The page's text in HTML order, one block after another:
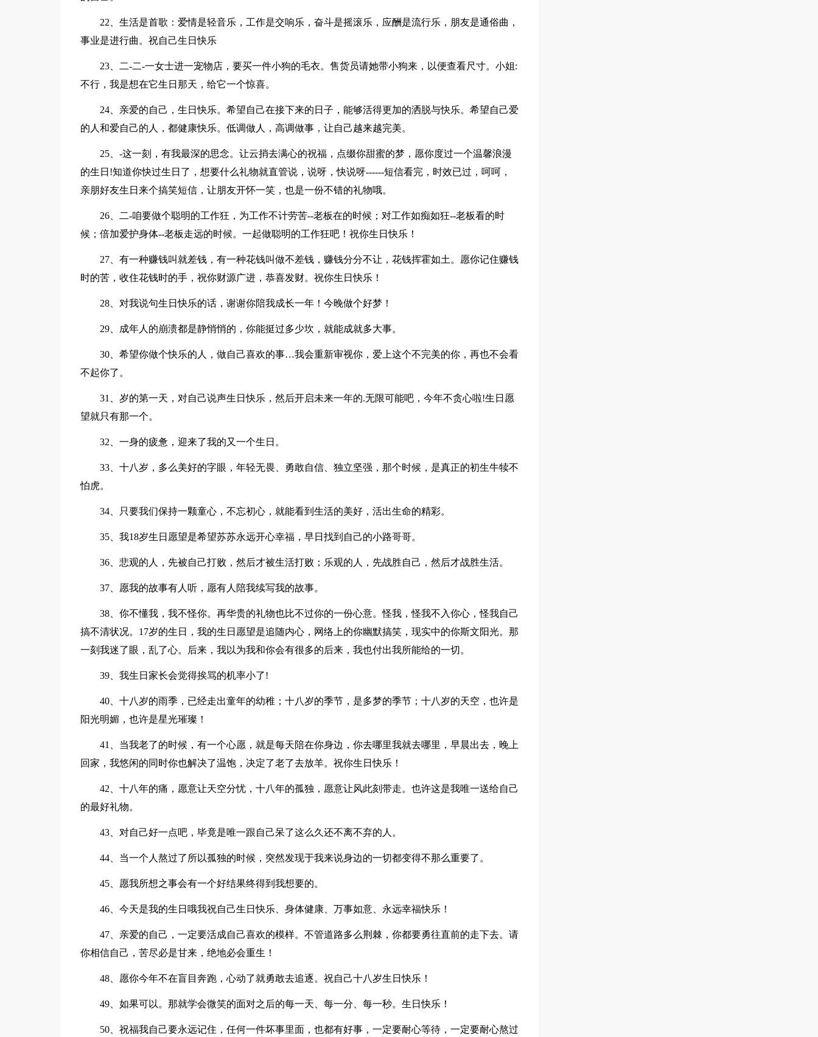
22、生活是首歌：爱情是轻音乐，工作是交响乐，奋斗是摇滚乐，应酬是流行乐，朋友是通俗曲，
事业是进行曲。祝自己生日快乐
23、二-二-一女士进一宠物店，要买一件小狗的毛衣。售货员请她带小狗来，以便查看尺寸。小姐:
不行，我是想在它生日那天，给它一个惊喜。
24、亲爱的自己，生日快乐。希望自己在接下来的日子，能够活得更加的洒脱与快乐。希望自己爱
的人和爱自己的人，都健康快乐。低调做人，高调做事，让自己越来越完美。
25、-这一刻，有我最深的思念。让云捎去满心的祝福，点缀你甜蜜的梦，愿你度过一个温馨浪漫
的生日!知道你快过生日了，想要什么礼物就直管说，说呀，快说呀------短信看完，时效已过，呵呵，
亲朋好友生日来个搞笑短信，让朋友开怀一笑，也是一份不错的礼物哦。
26、二-咱要做个聪明的工作狂，为工作不计劳苦--老板在的时候；对工作如痴如狂--老板看的时
候；倍加爱护身体--老板走远的时候。一起做聪明的工作狂吧！祝你生日快乐！
27、有一种赚钱叫就差钱，有一种花钱叫做不差钱，赚钱分分不让，花钱挥霍如土。愿你记住赚钱
时的苦，收住花钱时的手，祝你财源广进，恭喜发财。祝你生日快乐！
28、对我说句生日快乐的话，谢谢你陪我成长一年！今晚做个好梦！
29、成年人的崩溃都是静悄悄的，你能挺过多少坎，就能成就多大事。
30、希望你做个快乐的人，做自己喜欢的事…我会重新审视你，爱上这个不完美的你，再也不会看
不起你了。
31、岁的第一天，对自己说声生日快乐，然后开启未来一年的.无限可能吧，今年不贪心啦!生日愿
望就只有那一个。
32、一身的疲惫，迎来了我的又一个生日。
33、十八岁，多么美好的字眼，年轻无畏、勇敢自信、独立坚强，那个时候，是真正的初生牛犊不
怕虎。
34、只要我们保持一颗童心，不忘初心，就能看到生活的美好，活出生命的精彩。
35、我18岁生日愿望是希望苏苏永远开心幸福，早日找到自己的小路哥哥。
36、悲观的人，先被自己打败，然后才被生活打败；乐观的人，先战胜自己，然后才战胜生活。
37、愿我的故事有人听，愿有人陪我续写我的故事。
38、你不懂我，我不怪你。再华贵的礼物也比不过你的一份心意。怪我，怪我不入你心，怪我自己
搞不清状况。17岁的生日，我的生日愿望是追随内心，网络上的你幽默搞笑，现实中的你斯文阳光。那
一刻我迷了眼，乱了心。后来，我以为我和你会有很多的后来，我也付出我所能给的一切。
39、我生日家长会觉得挨骂的机率小了!
40、十八岁的雨季，已经走出童年的幼稚；十八岁的季节，是多梦的季节；十八岁的天空，也许是
阳光明媚，也许是星光璀璨！
41、当我老了的时候，有一个心愿，就是每天陪在你身边，你去哪里我就去哪里，早晨出去，晚上
回家，我悠闲的同时你也解决了温饱，决定了老了去放羊。祝你生日快乐！
42、十八年的痛，愿意让天空分忧，十八年的孤独，愿意让风此刻带走。也许这是我唯一送给自己
的最好礼物。
43、对自己好一点吧，毕竟是唯一跟自己呆了这么久还不离不弃的人。
44、当一个人熬过了所以孤独的时候，突然发现于我来说身边的一切都变得不那么重要了。
45、愿我所想之事会有一个好结果终得到我想要的。
46、今天是我的生日哦我祝自己生日快乐、身体健康、万事如意、永远幸福快乐！
47、亲爱的自己，一定要活成自己喜欢的模样。不管道路多么荆棘，你都要勇往直前的走下去。请
你相信自己，苦尽必是甘来，绝地必会重生！
48、愿你今年不在盲目奔跑，心动了就勇敢去追逐。祝自己十八岁生日快乐！
49、如果可以。那就学会微笑的面对之后的每一天、每一分、每一秒。生日快乐！
50、祝福我自己要永远记住，任何一件坏事里面，也都有好事，一定要耐心等待，一定要耐心熬过